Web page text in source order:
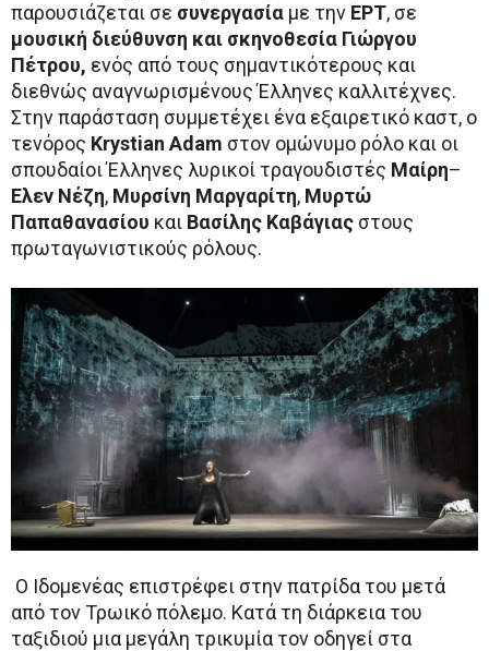
παρουσιάζεται σε συνεργασία με την ΕΡΤ, σε
μουσική διεύθυνση και σκηνοθεσία Γιώργου
Πέτρου, ενός από τους σημαντικότερους και
διεθνώς αναγνωρισμένους Έλληνες καλλιτέχνες.
Στην παράσταση συμμετέχει ένα εξαιρετικό καστ, ο
τενόρος Krystian Adam στον ομώνυμο ρόλο και οι
σπουδαίοι Έλληνες λυρικοί τραγουδιστές Μαίρη–
Ελεν Νέζη, Μυρσίνη Μαργαρίτη, Μυρτώ
Παπαθανασίου και Βασίλης Καβάγιας στους
πρωταγωνιστικούς ρόλους.
Ο Ιδομενέας επιστρέφει στην πατρίδα του μετά
από τον Τρωικό πόλεμο. Κατά τη διάρκεια του
ταξιδιού μια μεγάλη τρικυμία τον οδηγεί στα